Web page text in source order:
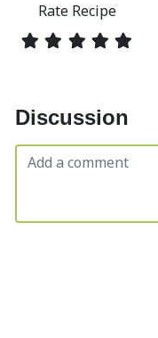
Rate Recipe
Discussion